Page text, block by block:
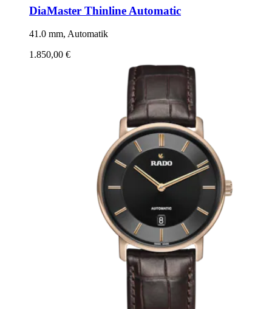
DiaMaster Thinline Automatic
41.0 mm, Automatik
1.850,00 €